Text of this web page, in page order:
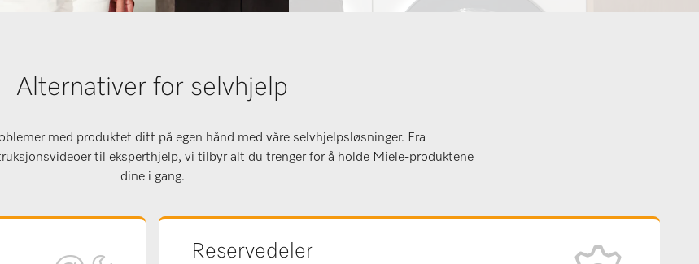
Alternativer for selvhjelp
med produktet ditt på egen hånd med våre selvhjelpsløsninger. Fra
til eksperthjelp, vi tilbyr alt du trenger for å holde Miele-produktene
dine i gang.
Reservedeler